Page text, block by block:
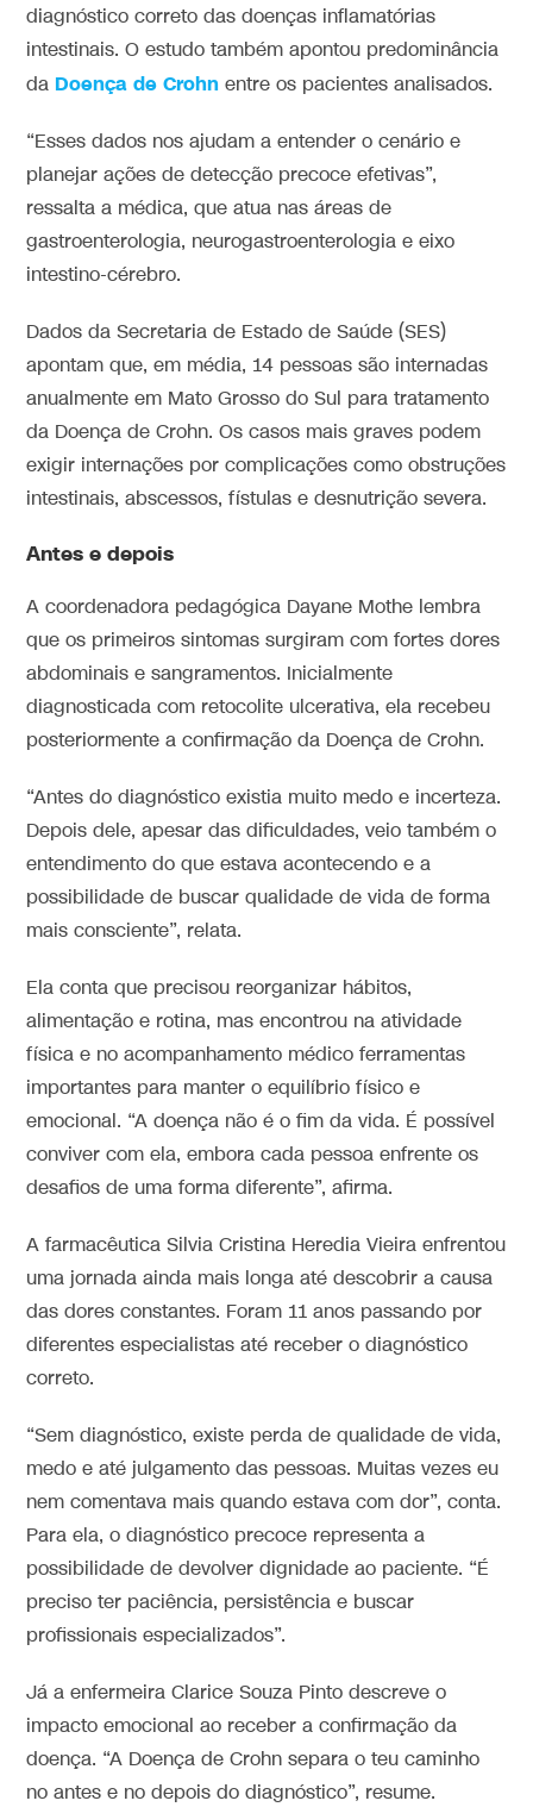
diagnóstico correto das doenças inflamatórias
intestinais. O estudo também apontou predominância
da Doença de Crohn entre os pacientes analisados.
“Esses dados nos ajudam a entender o cenário e
planejar ações de detecção precoce efetivas”,
ressalta a médica, que atua nas áreas de
gastroenterologia, neurogastroenterologia e eixo
intestino-cérebro.
Dados da Secretaria de Estado de Saúde (SES)
apontam que, em média, 14 pessoas são internadas
anualmente em Mato Grosso do Sul para tratamento
da Doença de Crohn. Os casos mais graves podem
exigir internações por complicações como obstruções
intestinais, abscessos, fístulas e desnutrição severa.
Antes e depois
A coordenadora pedagógica Dayane Mothe lembra
que os primeiros sintomas surgiram com fortes dores
abdominais e sangramentos. Inicialmente
diagnosticada com retocolite ulcerativa, ela recebeu
posteriormente a confirmação da Doença de Crohn.
“Antes do diagnóstico existia muito medo e incerteza.
Depois dele, apesar das dificuldades, veio também o
entendimento do que estava acontecendo e a
possibilidade de buscar qualidade de vida de forma
mais consciente”, relata.
Ela conta que precisou reorganizar hábitos,
alimentação e rotina, mas encontrou na atividade
física e no acompanhamento médico ferramentas
importantes para manter o equilíbrio físico e
emocional. “A doença não é o fim da vida. É possível
conviver com ela, embora cada pessoa enfrente os
desafios de uma forma diferente”, afirma.
A farmacêutica Silvia Cristina Heredia Vieira enfrentou
uma jornada ainda mais longa até descobrir a causa
das dores constantes. Foram 11 anos passando por
diferentes especialistas até receber o diagnóstico
correto.
“Sem diagnóstico, existe perda de qualidade de vida,
medo e até julgamento das pessoas. Muitas vezes eu
nem comentava mais quando estava com dor”, conta.
Para ela, o diagnóstico precoce representa a
possibilidade de devolver dignidade ao paciente. “É
preciso ter paciência, persistência e buscar
profissionais especializados”.
Já a enfermeira Clarice Souza Pinto descreve o
impacto emocional ao receber a confirmação da
doença. “A Doença de Crohn separa o teu caminho
no antes e no depois do diagnóstico”, resume.